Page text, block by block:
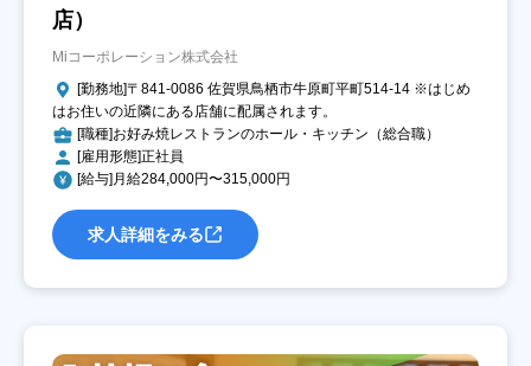
店）
Miコーポレーション株式会社
[勤務地]〒841-0086 佐賀県鳥栖市牛原町平町514-14 ※はじめ
はお住いの近隣にある店舗に配属されます。
[職種]お好み焼レストランのホール・キッチン（総合職）
[雇用形態]正社員
[給与]月給284,000円〜315,000円
求人詳細をみる